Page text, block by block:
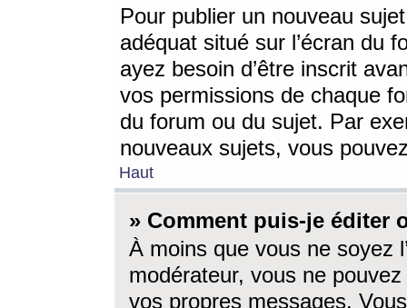
Pour publier un nouveau
adéquat situé sur l’écran du
ayez besoin d’être inscrit
vos permissions de chaque
du forum ou du sujet. Par
nouveaux sujets, vous
Haut
» Comment puis-je éditer
À moins que vous ne soyez
modérateur, vous ne
vos propres messages.